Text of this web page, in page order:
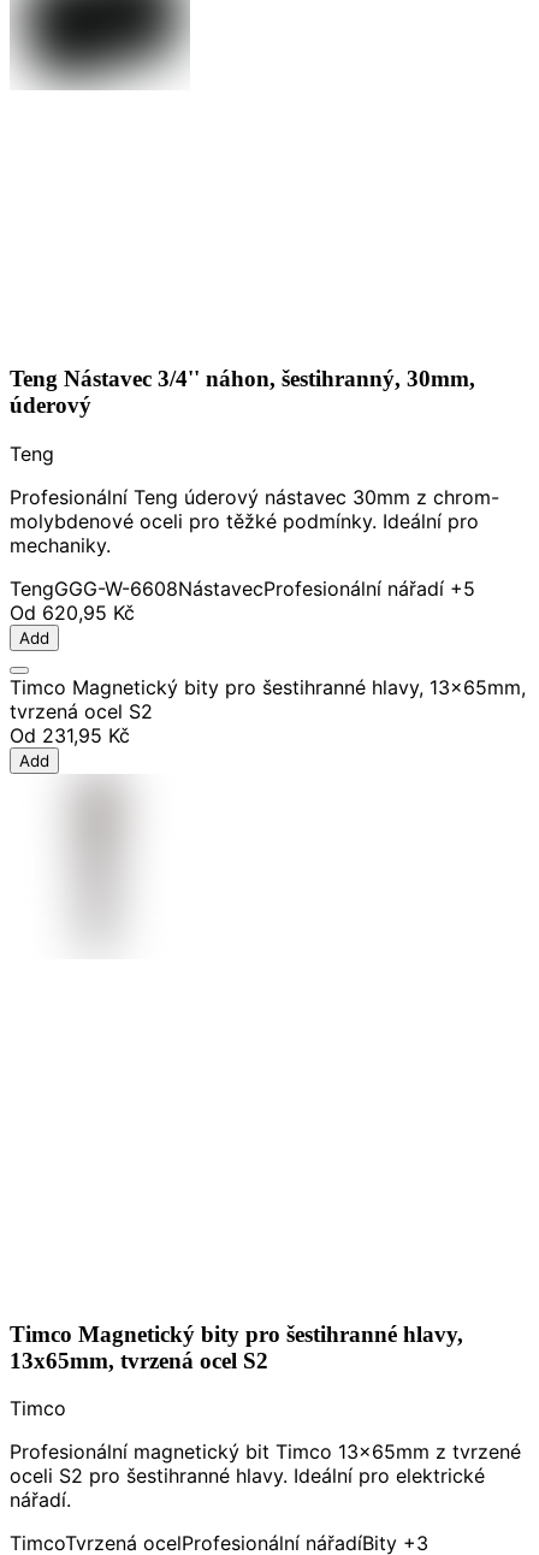
Teng Nástavec 3/4'' náhon, šestihranný, 30mm,
úderový
Teng
Profesionální Teng úderový nástavec 30mm z chrom-
molybdenové oceli pro těžké podmínky. Ideální pro
mechaniky.
TengGGG-W-6608NástavecProfesionální nářadí +5
Od 620,95 Kč
Add
Timco Magnetický bity pro šestihranné hlavy, 13x65mm,
tvrzená ocel S2
Od 231,95 Kč
Add
Timco Magnetický bity pro šestihranné hlavy,
13x65mm, tvrzená ocel S2
Timco
Profesionální magnetický bit Timco 13x65mm z tvrzené
oceli S2 pro šestihranné hlavy. Ideální pro elektrické
nářadí.
TimcoTvrzená ocelProfesionální nářadíBity +3